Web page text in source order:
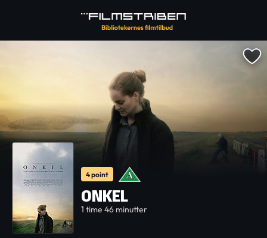
4 point
ONKEL
1 time 46 minutter